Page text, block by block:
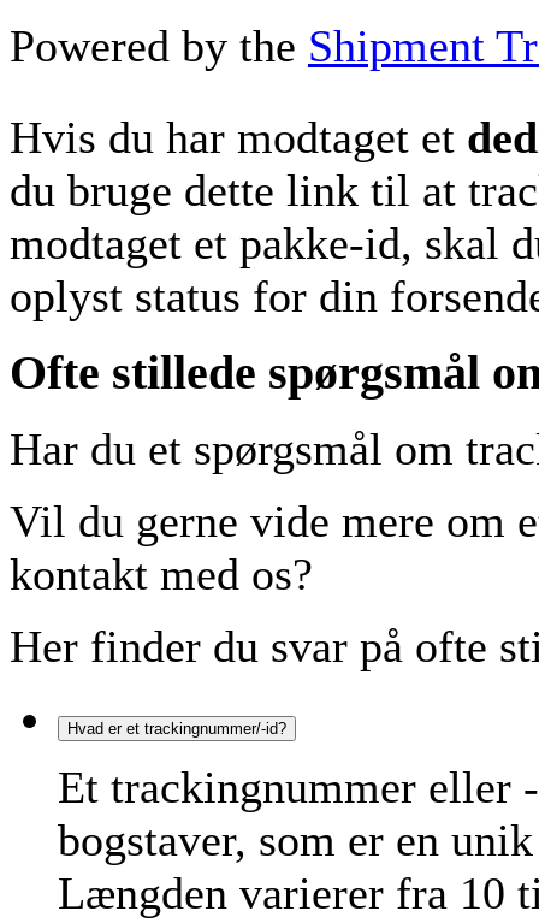
Powered by the Shipment
Hvis du har modtaget et
du bruge dette link til at
modtaget et pakke-id, skal
oplyst status for din
Ofte stillede spørgsmål
Har du et spørgsmål om
Vil du gerne vide mere om
kontakt med os?
Her finder du svar på ofte
Hvad er et trackingnummer/-id?
Et trackingnummer eller
bogstaver, som er en
Længden varierer fra 10